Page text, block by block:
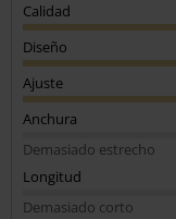
Calidad
Diseño
Ajuste
Anchura
Demasiado estrecho
Longitud
Demasiado corto